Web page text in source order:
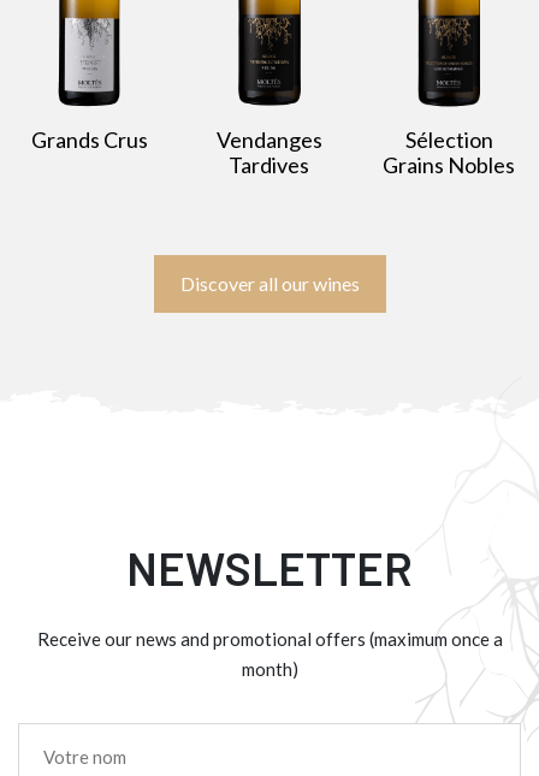
Grands Crus
Vendanges
Tardives
Sélection
Grains Nobles
Discover all our wines
NEWSLETTER
Receive our news and promotional offers (maximum once a
month)